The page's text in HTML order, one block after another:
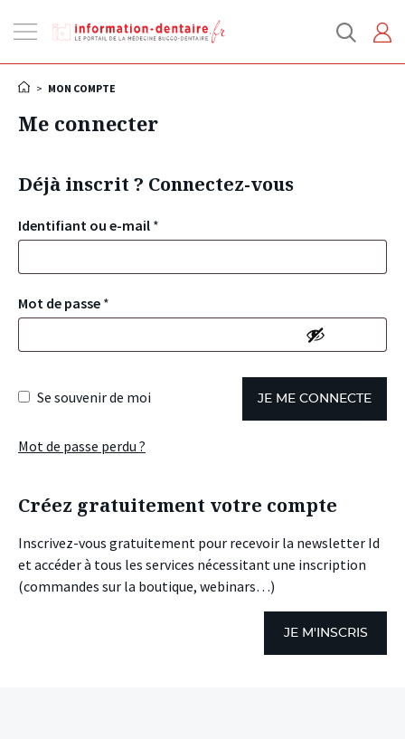
la
> MON COMPTE
Me connecter
Déjà inscrit ? Connectez-vous
Identifiant ou e-mail *
Mot de passe *
Se souvenir de moi JE ME CONNECTE
Mot de passe perdu ?
Créez gratuitement votre compte
Inscrivez-vous gratuitement pour recevoir la newsletter Id
et accéder à tous les services nécessitant une inscription
(commandes sur la boutique, webinars…)
JE M'INSCRIS